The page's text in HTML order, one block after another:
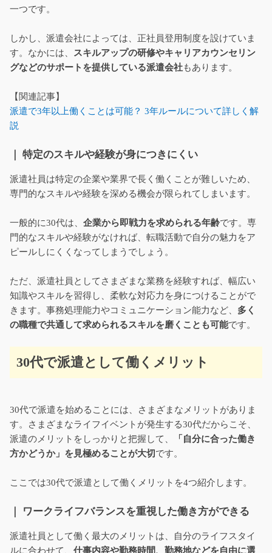
一つです。
しかし、派遣会社によっては、正社員登用制度を設けていま
す。なかには、
スキルアップの研修やキャリアカウンセリン
グなどのサポートを提供している派遣会社もあります。
【関連記事】
派遣で3年以上働くことは可能？ 3年ルールについて詳しく解
説
｜ 特定のスキルや経験が身につきにくい
派遣社員は特定の企業や業界で長く働くことが難しいため、
専門的なスキルや経験を深める機会が限られてしまいます。
一般的に30代は、企業から即戦力を求められる年齢です。専
門的なスキルや経験がなければ、転職活動で自分の魅力をア
ピールしにくくなってしまうでしょう。
ただ、派遣社員としてさまざまな業務を経験すれば、幅広い
知識やスキルを習得し、柔軟な対応力を身につけることがで
きます。事務処理能力やコミュニケーション能力など、 多く
の職種で共通して求められるスキルを磨くことも可能です。
30代で派遣として働くメリット
30代で派遣を始めることには、さまざまなメリットがありま
す。さまざまなライフイベントが発生する30代だからこそ、
派遣のメリットをしっかりと把握して、
「自分に合った働き
方かどうか」を見極めることが大切です。
ここでは30代で派遣として働くメリットを4つ紹介します。
｜ ワークライフバランスを重視した働き方ができる
派遣社員として働く最大のメリットは、自分のライフスタイ
ルに合わせて、仕事内容や勤務時間、勤務地などを自由に選